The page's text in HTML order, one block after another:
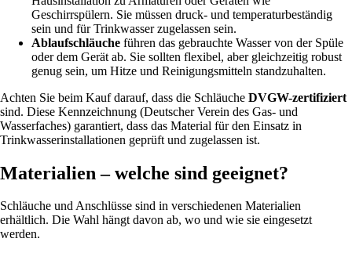
Geschirrspülern. Sie müssen druck- und temperaturbeständig
sein und für Trinkwasser zugelassen sein.
Ablaufschläuche führen das gebrauchte Wasser von der Spüle
oder dem Gerät ab. Sie sollten flexibel, aber gleichzeitig robust
genug sein, um Hitze und Reinigungsmitteln standzuhalten.
Achten Sie beim Kauf darauf, dass die Schläuche DVGW-zertifiziert
sind. Diese Kennzeichnung (Deutscher Verein des Gas- und
Wasserfaches) garantiert, dass das Material für den Einsatz in
Trinkwasserinstallationen geprüft und zugelassen ist.
Materialien – welche sind geeignet?
Schläuche und Anschlüsse sind in verschiedenen Materialien
erhältlich. Die Wahl hängt davon ab, wo und wie sie eingesetzt
werden.